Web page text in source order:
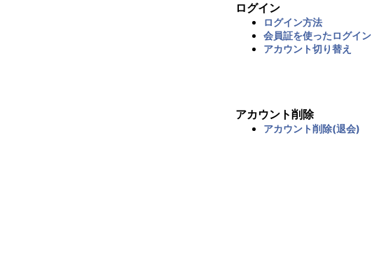
ログイン
ログイン方法
会員証を使ったログイン
アカウント切り替え
アカウント削除
アカウント削除(退会)